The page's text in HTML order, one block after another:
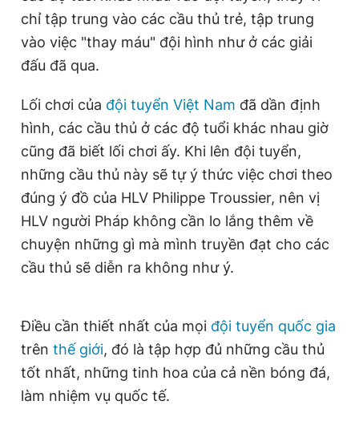
chỉ tập trung vào các cầu thủ trẻ, tập trung
vào việc "thay máu" đội hình như ở các giải
đấu đã qua.
Lối chơi của đội tuyển Việt Nam đã dần định
hình, các cầu thủ ở các độ tuổi khác nhau giờ
cũng đã biết lối chơi ấy. Khi lên đội tuyển,
những cầu thủ này sẽ tự ý thức việc chơi theo
đúng ý đồ của HLV Philippe Troussier, nên vị
HLV người Pháp không cần lo lắng thêm về
chuyện những gì mà mình truyền đạt cho các
cầu thủ sẽ diễn ra không như ý.
Điều cần thiết nhất của mọi đội tuyển quốc gia
trên thế giới, đó là tập hợp đủ những cầu thủ
tốt nhất, những tinh hoa của cả nền bóng đá,
làm nhiệm vụ quốc tế.